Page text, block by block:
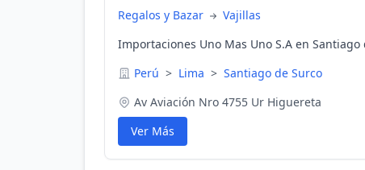
Regalos y Bazar
Vajillas
Importaciones Uno Mas Uno S.A en Santiago
Perú > Lima > Santiago de Surco
Av Aviación Nro 4755 Ur Higuereta
Ver Más